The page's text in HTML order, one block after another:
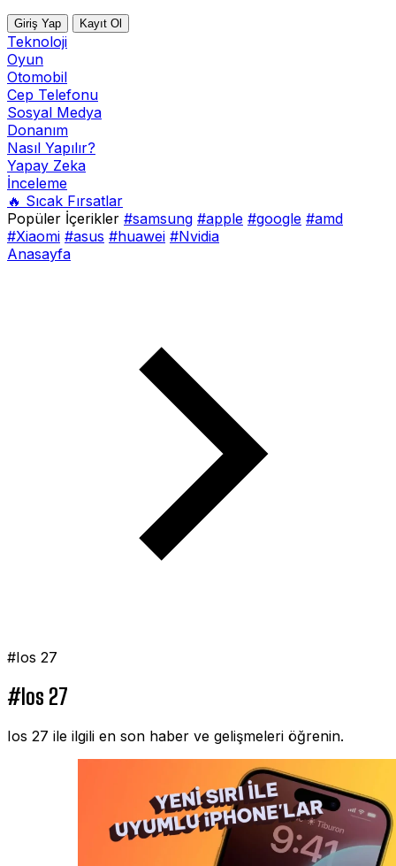
Giriş Yap Kayıt Ol
Teknoloji
Oyun
Otomobil
Cep Telefonu
Sosyal Medya
Donanım
Nasıl Yapılır?
Yapay Zeka
İnceleme
🔥 Sıcak Fırsatlar
Popüler İçerikler #samsung #apple #google #amd
#Xiaomi #asus #huawei #Nvidia
Anasayfa
#Ios 27
#Ios 27
Ios 27 ile ilgili en son haber ve gelişmeleri öğrenin.